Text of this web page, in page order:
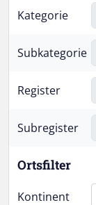
Kategorie
Subkategorie
Register
Subregister
Ortsfilter
Kontinent